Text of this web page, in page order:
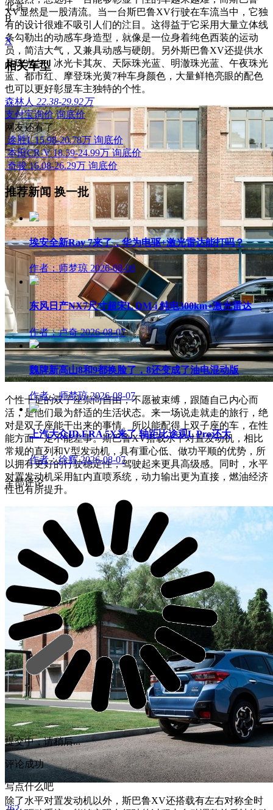
XV显然是一股清流。当一台斯巴鲁XV行驶在车流当中，它独
有的设计很难不吸引人们的注目。这得益于它采用大量立体线
条勾勒出的动感车身造型，就像是一位身着纯色西装的运动
员，简洁大气，又兼具动感与硬朗。另外斯巴鲁XV还提供水
晶珠光白、冰光卡其灰、天际珠光蓝、明澈珠光蓝、午夜珠光
蓝、都市红、摩登珠光黄7种车身颜色，大量鲜艳亮眼的配色
也可以更好彰显车主独特的个性。
个性十足的双子座崇尚自由，不愿被束缚，跟随自己内心而
活，是他们最为舒适的生活状态。来一场说走就走的旅行，绝
对是双子座能干出来的事情。所以能配得上双子座的车，在性
能方面一定不能差事。斯巴鲁XV搭载水平对置发动机，相比
常规的直列和V型发动机，具有重心低、做功平顺的优势，所
以拥有更好的行驶稳定性，驾驶起来更具高级感。同时，水平
对置发动机采用缸内直喷系统，动力输出更为直接，燃油经济
性也有所提升。
除了水平对置发动机以外，斯巴鲁XV还搭载有左右对称全时
北京
B
X
相关车型
森林人 22.38-29.92万
支付宝询价 询底价
网友还看了
途胜L 15.98-20.78万 询底价
本田CR-V 18.59-24.99万 询底价
奇骏 16.08-26.29万 询底价
推荐新闻换一批
埃安全新Ray 7来了，华为电驱+激光雷达能打吗？
作者：师梦琼 2026-08-08
东风日产NX7尺寸超宋L DM-i 纯电300km+激光雷达
作者：卢奇 2026-08-07
魏牌新高山8和9都换脸了，8还变成了油电混动版
作者：师梦琼 2026-08-07
上汽大众ID.ERA 5X来了 轴距比途观L Pro还大
作者：徐辉 2026-08-07
全部评论
提交中，请稍后...
评论成功
写点什么吧